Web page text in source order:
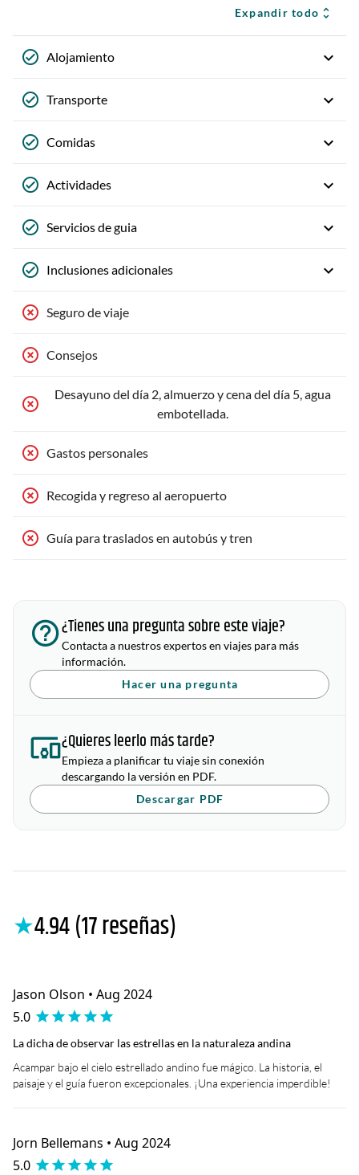
Expandir todo
Alojamiento
Transporte
Comidas
Actividades
Servicios de guia
Inclusiones adicionales
Seguro de viaje
Consejos
Desayuno del día 2, almuerzo y cena del día 5, agua
embotellada.
Gastos personales
Recogida y regreso al aeropuerto
Guía para traslados en autobús y tren
¿Tienes una pregunta sobre este viaje?
Contacta a nuestros expertos en viajes para más
información.
Hacer una pregunta
¿Quieres leerlo más tarde?
Empieza a planificar tu viaje sin conexión
descargando la versión en PDF.
Descargar PDF
★4.94 (17 reseñas)
Jason Olson • Aug 2024
5.0
La dicha de observar las estrellas en la naturaleza andina
Acampar bajo el cielo estrellado andino fue mágico. La historia, el
paisaje y el guía fueron excepcionales. ¡Una experiencia imperdible!
Jorn Bellemans • Aug 2024
5.0